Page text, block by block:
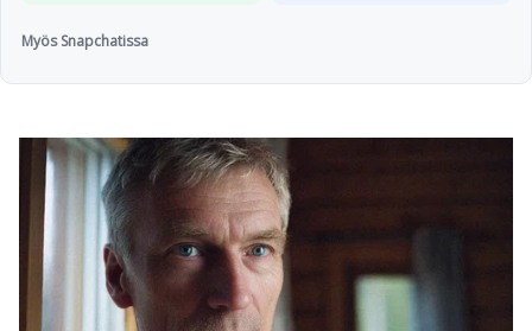
Myös Snapchatissa